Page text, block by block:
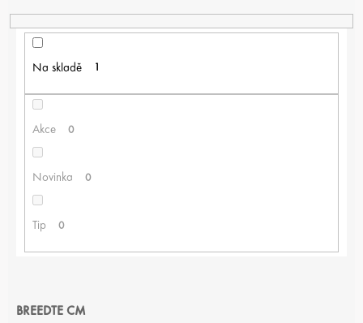
Ů
Na skladě 1
Akce 0
Novinka 0
Tip 0
BREEDTE CM